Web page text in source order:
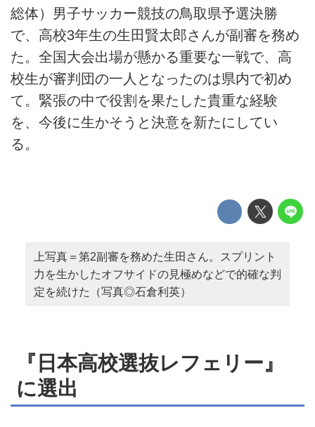
総体）男子サッカー競技の鳥取県予選決勝
で、高校3年生の生田賢太郎さんが副審を務め
た。全国大会出場が懸かる重要な一戦で、高
校生が審判団の一人となったのは県内で初め
て。緊張の中で役割を果たした貴重な経験
を、今後に生かそうと決意を新たにしてい
る。
上写真＝第2副審を務めた生田さん。スプリント
力を生かしたオフサイドの見極めなどで的確な判
定を続けた（写真◎石倉利英）
『日本高校選抜レフェリー』
に選出